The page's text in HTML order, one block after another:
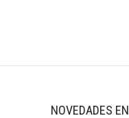
Publicación
NOVEDADES